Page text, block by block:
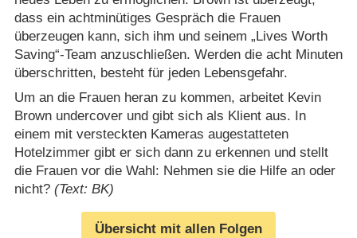
dass ein achtminütiges Gespräch die Frauen
überzeugen kann, sich ihm und seinem „Lives Worth
Saving“-Team anzuschließen. Werden die acht Minuten
überschritten, besteht für jeden Lebensgefahr.
Um an die Frauen heran zu kommen, arbeitet Kevin
Brown undercover und gibt sich als Klient aus. In
einem mit versteckten Kameras augestatteten
Hotelzimmer gibt er sich dann zu erkennen und stellt
die Frauen vor die Wahl: Nehmen sie die Hilfe an oder
nicht? (Text: BK)
Übersicht mit allen Folgen